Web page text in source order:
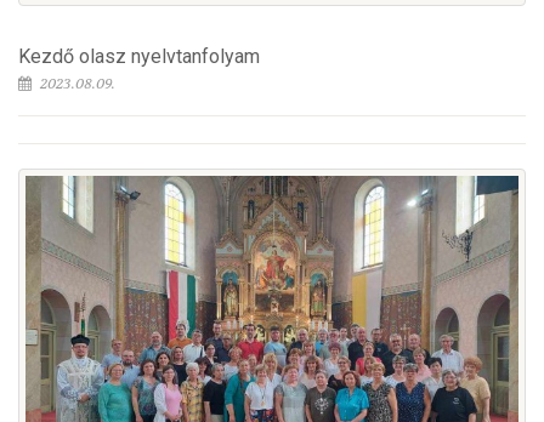
Kezdő olasz nyelvtanfolyam
2023.08.09.